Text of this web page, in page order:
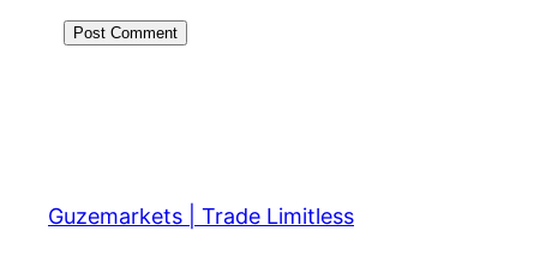
Guzemarkets | Trade Limitless